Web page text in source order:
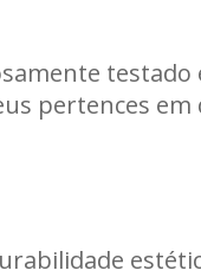
pertences